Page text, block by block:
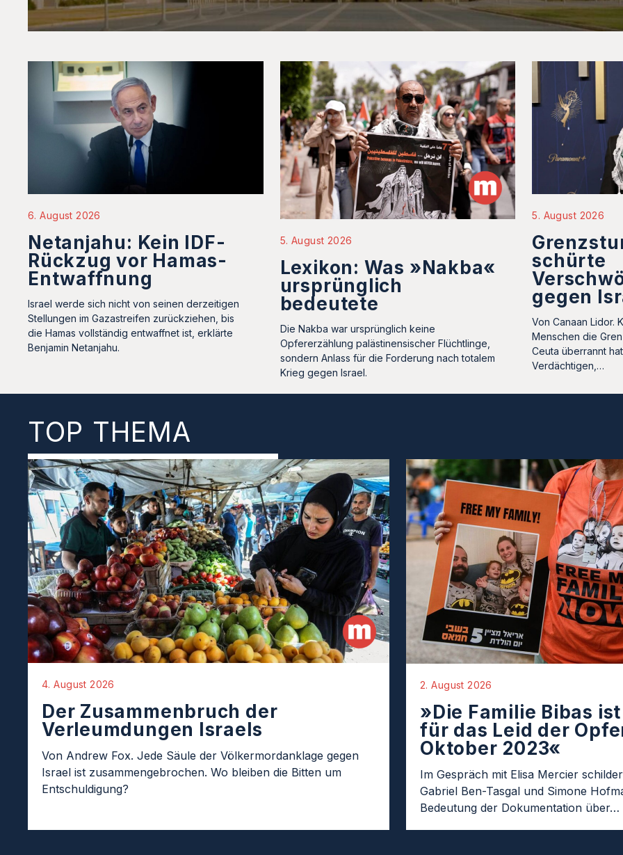
6. August 2026
Netanjahu: Kein IDF-
Rückzug vor Hamas-
Entwaffnung
Israel werde sich nicht von seinen derzeitigen
Stellungen im Gazastreifen zurückziehen, bis
die Hamas vollständig entwaffnet ist, erklärte
Benjamin Netanjahu.
5. August 2026
Lexikon: Was »Nakba«
ursprünglich
bedeutete
Die Nakba war ursprünglich keine
Opfererzählung palästinensischer Flüchtlinge,
sondern Anlass für die Forderung nach totalem
Krieg gegen Israel.
5. August 2026
schürte
gegen
Von Canaan Lidor.
Menschen die
Ceuta überrannt
Verdächtigen,…
TOP THEMA
4. August 2026
Der Zusammenbruch der
Verleumdungen Israels
Von Andrew Fox. Jede Säule der Völkermordanklage gegen
Israel ist zusammengebrochen. Wo bleiben die Bitten um
Entschuldigung?
2. August 2026
»Die Familie Bibas
für das Leid der
Oktober 2023«
Im Gespräch mit Elisa Mercier
Gabriel Ben-Tasgal und Simone
Bedeutung der Dokumentation über…